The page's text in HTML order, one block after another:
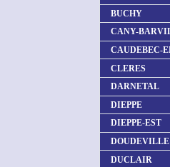
BUCHY
CANY-
CAUDEBEC-
CLERES
DARNETAL
DIEPPE
DIEPPE-EST
DOUDEVILLE
DUCLAIR